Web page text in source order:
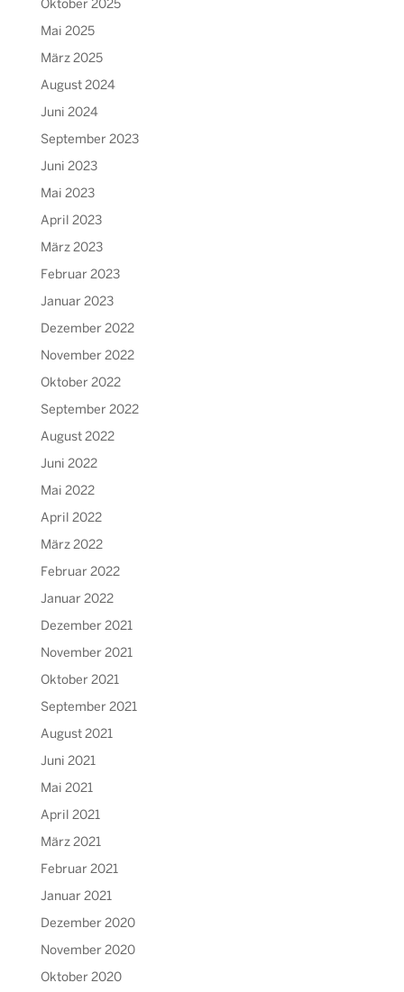
Oktober 2025
Mai 2025
März 2025
August 2024
Juni 2024
September 2023
Juni 2023
Mai 2023
April 2023
März 2023
Februar 2023
Januar 2023
Dezember 2022
November 2022
Oktober 2022
September 2022
August 2022
Juni 2022
Mai 2022
April 2022
März 2022
Februar 2022
Januar 2022
Dezember 2021
November 2021
Oktober 2021
September 2021
August 2021
Juni 2021
Mai 2021
April 2021
März 2021
Februar 2021
Januar 2021
Dezember 2020
November 2020
Oktober 2020